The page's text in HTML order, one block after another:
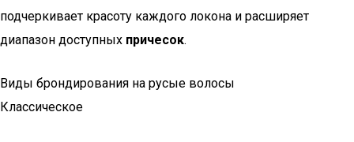
подчеркивает красоту каждого локона и расширяет
диапазон доступных причесок.
Виды брондирования на русые волосы
Классическое